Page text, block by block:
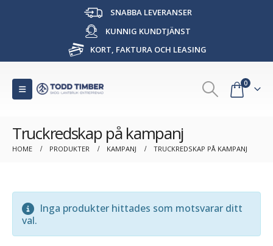
SNABBA LEVERANSER
KUNNIG KUNDTJÄNST
KORT, FAKTURA OCH LEASING
0
Truckredskap på kampanj
HOME PRODUKTER KAMPANJ TRUCKREDSKAP PÅ KAMPANJ
Inga produkter hittades som motsvarar ditt
val.